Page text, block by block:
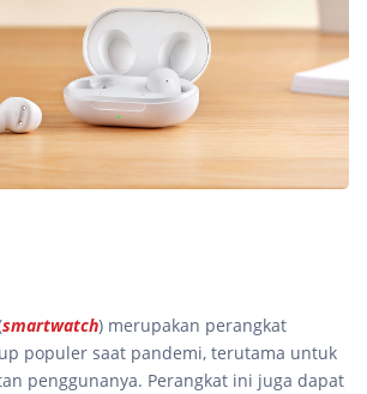
smartwatch) merupakan perangkat
populer saat pandemi, terutama untuk
penggunanya. Perangkat ini juga dapat